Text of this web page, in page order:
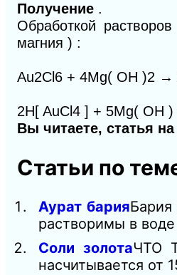
Получение .
Обработкой
магния ) :
Au2Cl 6 + 4Mg( OH )2 →
2H[ AuCl4 ] + 5Mg( OH
Вы читаете, статья
Статьи по
Аурат барияБария
растворимы в
Соли золотаЧТО
насчитывается от